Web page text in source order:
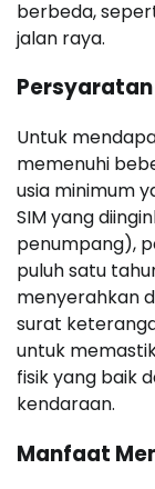
berbeda,
jalan raya.
Untuk
memenuhi
usia minimum
SIM yang
penumpang),
puluh satu
menyerahkan
surat
untuk
fisik yang baik
kendaraan.
Manfaat